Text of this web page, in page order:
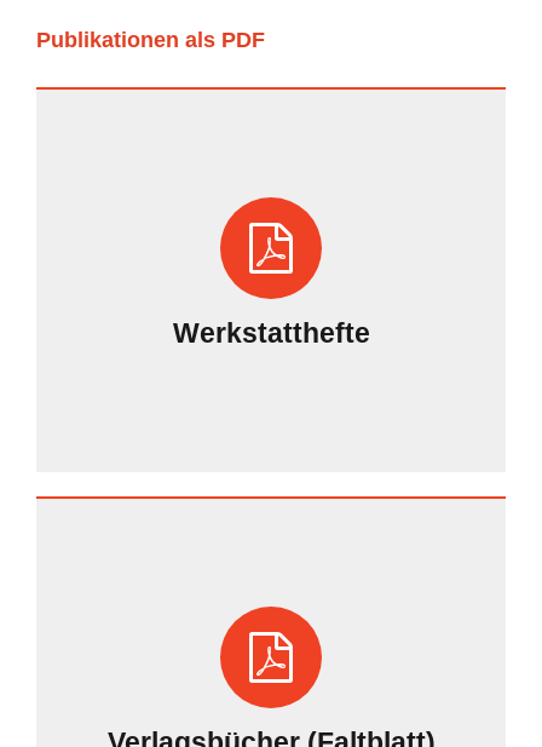
Publikationen als PDF
Werkstatthefte